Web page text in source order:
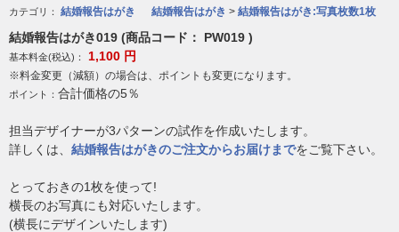
カテゴリ： 結婚報告はがき 結婚報告はがき > 結婚報告はがき:写真枚数1枚
結婚報告はがき019 (商品コード： PW019 )
基本料金(税込)： 1,100 円
※料金変更（減額）の場合は、ポイントも変更になります。
ポイント： 合計価格の5％
担当デザイナーが3パターンの試作を作成いたします。
詳しくは、 結婚報告はがきのご注文からお届けまでをご覧下さい。
とっておきの1枚を使って!
横長のお写真にも対応いたします。
(横長にデザインいたします)